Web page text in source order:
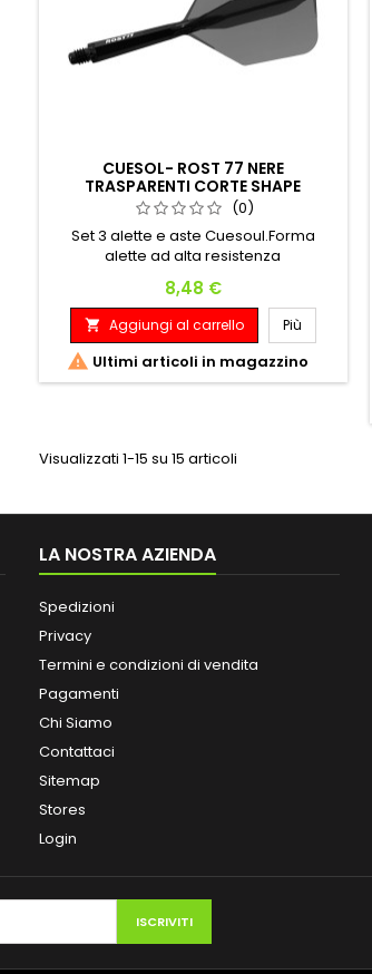
CUESOL- ROST 77 NERE
TRASPARENTI CORTE SHAPE
(0)
Set 3 alette e aste Cuesoul.Forma
alette ad alta resistenza
Prezzo
8,48 €
 Aggiungi al carrello Più
 Ultimi articoli in magazzino
Visualizzati 1-15 su 15 articoli
LA NOSTRA AZIENDA
Spedizioni
Privacy
Termini e condizioni di vendita
Pagamenti
Chi Siamo
Contattaci
Sitemap
Stores
Login